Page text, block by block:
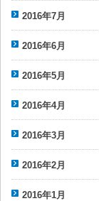
2016年7月
2016年6月
2016年5月
2016年4月
2016年3月
2016年2月
2016年1月